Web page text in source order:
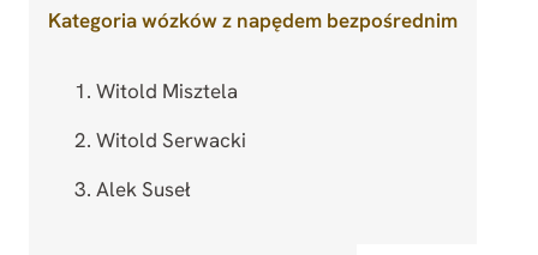
Kategoria wózków z napędem bezpośrednim
Witold Misztela
Witold Serwacki
Alek Suseł